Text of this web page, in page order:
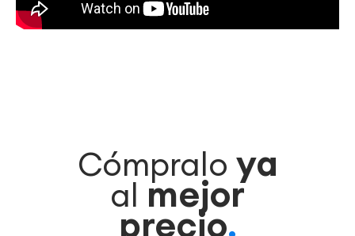
Cómpralo ya
al mejor
precio.